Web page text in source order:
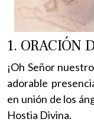
1. ORACIÓN
¡Oh Señor
adorable
en unión de los
Hostia Divina.